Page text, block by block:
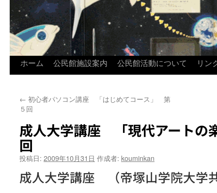
ホーム 公民館施設案内 公民館活動について リン
← 初心者パソコン講座 「はじめてコース」 第
５回
成人大学講座 「現代アート
回
投稿日: 2009年10月31日 作成者: kouminkan
成人大学講座 （帝塚山学院大学